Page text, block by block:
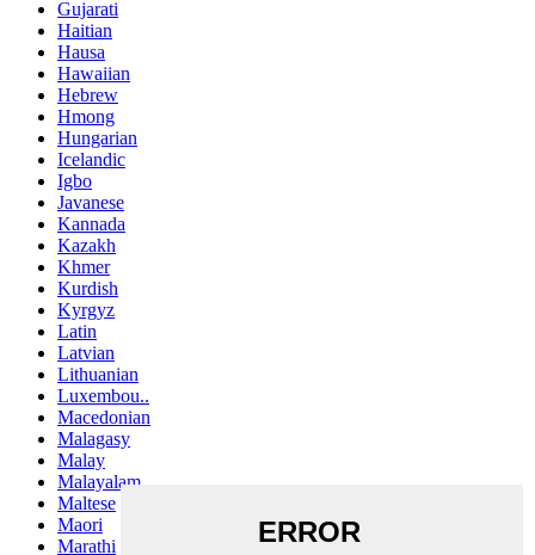
Gujarati
Haitian
Hausa
Hawaiian
Hebrew
Hmong
Hungarian
Icelandic
Igbo
Javanese
Kannada
Kazakh
Khmer
Kurdish
Kyrgyz
Latin
Latvian
Lithuanian
Luxembou..
Macedonian
Malagasy
Malay
Malayalam
Maltese
Maori
Marathi